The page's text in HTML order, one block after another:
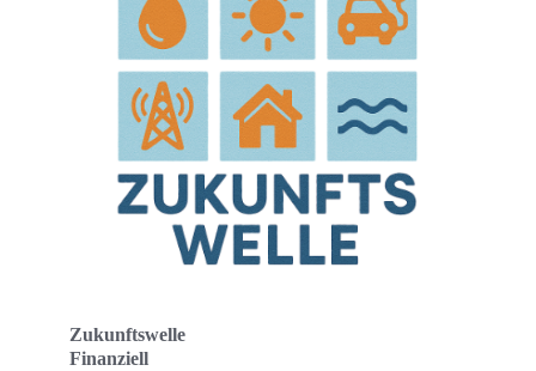
Zukunftswelle
Finanziell